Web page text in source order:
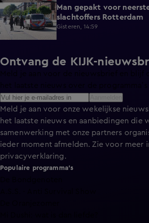
0:27
Man gepakt voor
slachtoffers Rotterdam
Gisteren, 14:59
Ontvang de KIJK-
Meld je aan voor onze wekelijkse
het laatste nieuws en aanbiedingen die
samenwerking met onze partners
ieder moment afmelden. Zie voor meer
privacyverklaring.
Populaire programma's